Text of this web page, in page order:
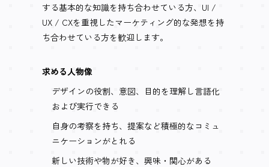
する基本的な知識を持ち合わせている方、UI /
UX / CXを重視したマーケティング的な発想を持
ち合わせている方を歓迎します。
求める人物像
デザインの役割、意図、目的を理解し言語化
および実行できる
自身の考察を持ち、提案など積極的なコミュ
ニケーションがとれる
新しい技術や物が好き、興味・関心がある